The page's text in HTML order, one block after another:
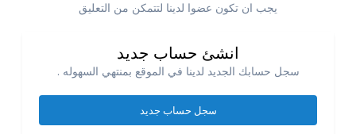
يجب ان تكون عضوا لدينا لتتمكن من التعليق
انشئ حساب جديد
سجل حسابك الجديد لدينا في الموقع بمنتهي السهوله .
سجل حساب جديد